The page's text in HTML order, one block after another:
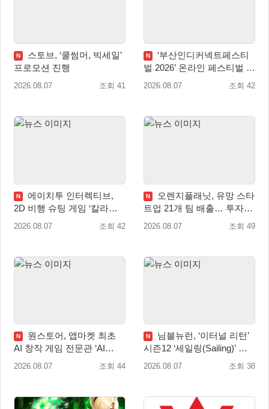
N
스토브, ‘쿨썸머, 빅세일’
프로모션 진행
2026.08.07 조회 41
N
‘부산인디커넥트페스티
벌 2026’ 온라인 페스티벌 개
막
2026.08.07 조회 42
N
에이치투 인터렉티브,
2D 비행 슈팅 게임 ‘칼라드
리우스2/다크 엘레멘트’ 올
2026.08.07 조회 42
N
오렌지플래닛, 유망 스타
트업 21개 팀 배출… 투자유
치∙매출성장 성과 눈길
2026.08.07 조회 49
N
원스토어, 앱마켓 최초
AI 창작 게임 전문관 ‘AI
Games’ 오픈
2026.08.07 조회 44
N
님블뉴런, ‘이터널 리턴’
시즌12 ‘세일링(Sailing)’ 프
리시즌 시작
2026.08.07 조회 38